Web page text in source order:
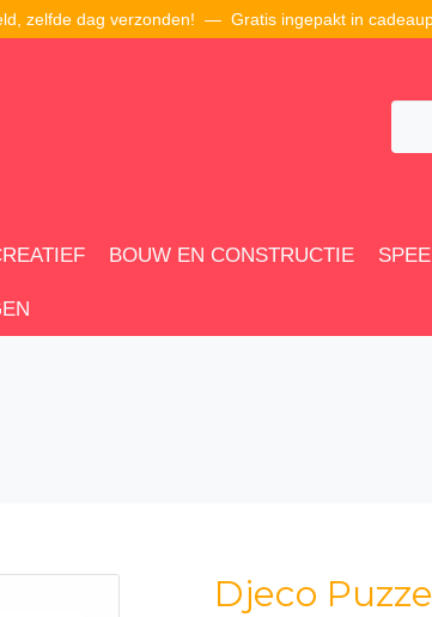
zelfde dag verzonden! — Gratis ingepakt in
BOUW EN CONSTRUCTIE
Djeco